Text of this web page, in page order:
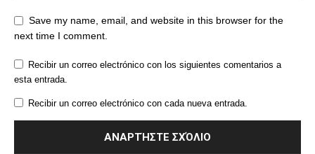
Save my name, email, and website in this browser for the
next time I comment.
Recibir un correo electrónico con los siguientes comentarios a
esta entrada.
Recibir un correo electrónico con cada nueva entrada.